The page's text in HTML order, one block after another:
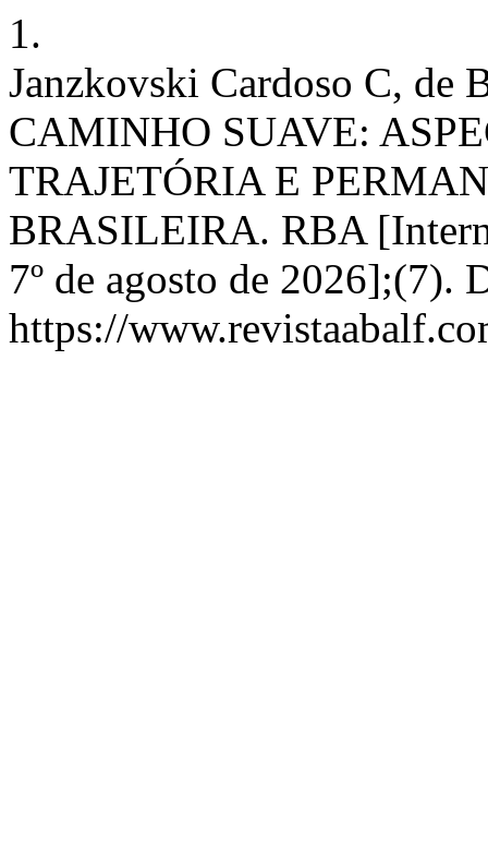
1.
Janzkovski Cardoso C,
CAMINHO SUAVE:
TRAJETÓRIA E
BRASILEIRA. RBA
7º de agosto de 2026];(7).
https://